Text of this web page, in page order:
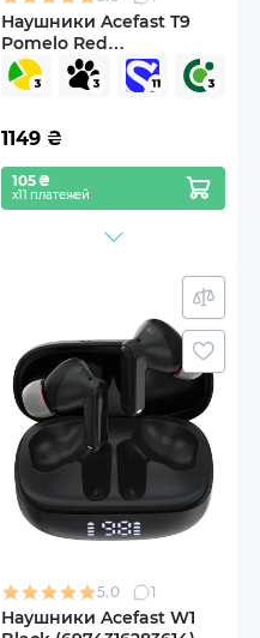
Наушники Acefast T9
Pomelo Red
(6974316282532)
1149 ₴
105 ₴
х11 платежей
5.0 1
Наушники Acefast W1